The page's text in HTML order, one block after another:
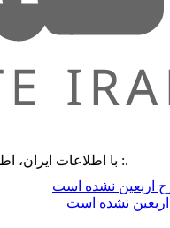
اطلاعات ایران، اطلاعات